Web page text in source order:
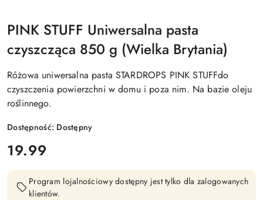
PINK STUFF Uniwersalna pasta
czyszcząca 850 g (Wielka Brytania)
Różowa uniwersalna pasta STARDROPS PINK STUFFdo
czyszczenia powierzchni w domu i poza nim. Na bazie oleju
roślinnego.
Dostępność: Dostępny
cena:
19.99
Program lojalnościowy dostępny jest tylko dla zalogowanych
klientów.